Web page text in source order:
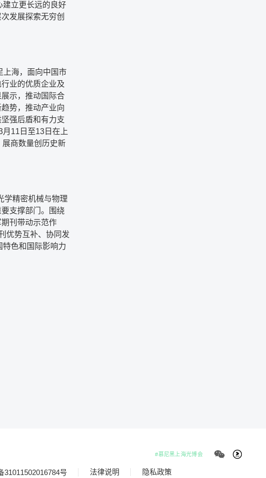
建立更长远的良好
发展探索无穷创
上海，面向中国市
业的优质企业及
示，推动国际合
势，推动产业向
强后盾和有力支
11日至13日在上
商数量创历史新
学精密机械与物理
支撑部门。围绕
刊带动示范作
优势互补、协同发
色和国际影响力
#慕尼黑上海光博会
31011502016784号 法律说明 隐私政策